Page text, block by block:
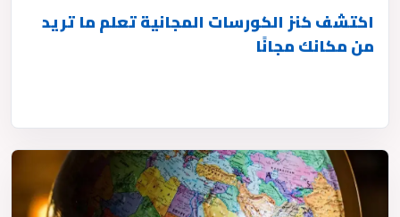
اكتشف كنز الكورسات المجانية تعلم ما تريد
من مكانك مجانًا